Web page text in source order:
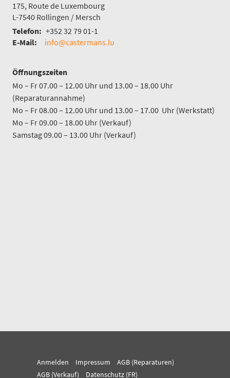
175, Route de Luxembourg
L-7540 Rollingen / Mersch
Telefon: +352 32 79 01-1
E-Mail:
info@castermans.lu
Öffnungszeiten
Mo – Fr 07.00 – 12.00 Uhr und 13.00 – 18.00 Uhr
(Reparaturannahme)
Mo – Fr 08.00 – 12.00 Uhr und 13.00 – 17.00 Uhr (Werkstatt)
Mo – Fr 09.00 – 18.00 Uhr (Verkauf)
Samstag 09.00 – 13.00 Uhr (Verkauf)
Anmelden Impressum
AGB (Reparaturen)
AGB (Verkauf)
Datenschutz (FR)